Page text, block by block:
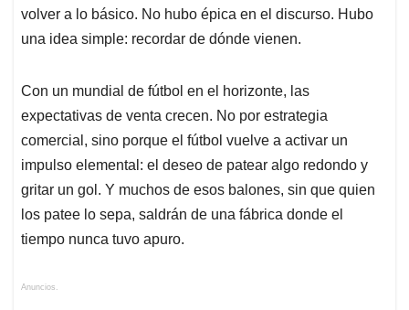
volver a lo básico. No hubo épica en el discurso. Hubo
una idea simple: recordar de dónde vienen.
Con un mundial de fútbol en el horizonte, las
expectativas de venta crecen. No por estrategia
comercial, sino porque el fútbol vuelve a activar un
impulso elemental: el deseo de patear algo redondo y
gritar un gol. Y muchos de esos balones, sin que quien
los patee lo sepa, saldrán de una fábrica donde el
tiempo nunca tuvo apuro.
Anuncios.